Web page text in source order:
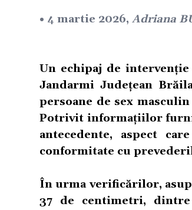
• 4 martie 2026,Adriana
Un echipaj de
Jandarmi Județean
persoane de sex
Potrivit informațiilor
antecedente, aspect
conformitate cu
În urma verificărilor,
37 de centimetri, dintre